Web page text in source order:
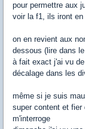
pour permettre aux
voir la f1, ils iront en
on en revient aux
dessous (lire dans
à fait exact j'ai vu
décalage dans les
même si je suis
super content et
m'interroge